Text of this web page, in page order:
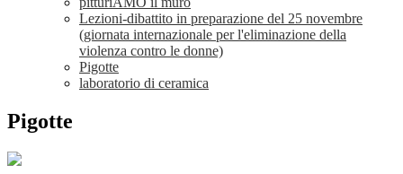
Lezioni-dibattito in preparazione del 25 novembre
(giornata internazionale per l'eliminazione della
violenza contro le donne)
Pigotte
laboratorio di ceramica
Pigotte